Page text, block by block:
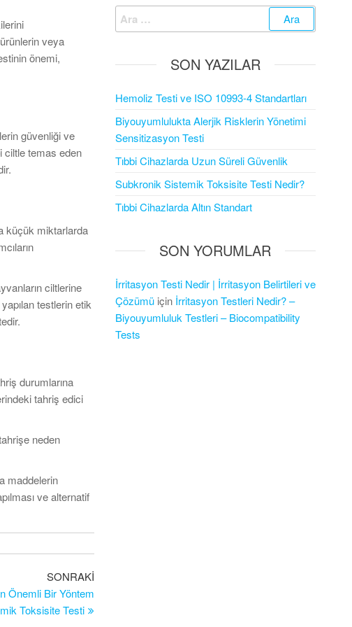
veya
önemi,
güvenliği ve
ciltle temas eden
küçük miktarlarda
ciltlerine
testlerin etik
durumlarına
tahriş edici
neden
maddelerin
ve alternatif
Sonraki
Yazı
SONRAKI
Önemli Bir Yöntem
Toksisite Testi
Arama:
SON YAZILAR
Hemoliz Testi ve ISO 10993-4 Standartları
Biyouyumlulukta Alerjik Risklerin Yönetimi
Sensitizasyon Testi
Tıbbi Cihazlarda Uzun Süreli Güvenlik
Subkronik Sistemik Toksisite Testi Nedir?
Tıbbi Cihazlarda Altın Standart
SON YORUMLAR
İrritasyon Testi Nedir | İrritasyon Belirtileri ve
Çözümüiçin İrritasyon Testleri Nedir? –
Biyouyumluluk Testleri – Biocompatibility
Tests